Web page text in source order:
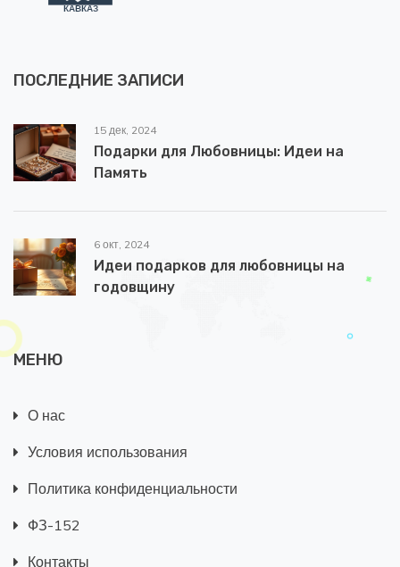
ПОСЛЕДНИЕ ЗАПИСИ
15 дек, 2024
Подарки для Любовницы: Идеи на
Память
6 окт, 2024
Идеи подарков для любовницы на
годовщину
МЕНЮ
О нас
Условия использования
Политика конфиденциальности
ФЗ-152
Контакты